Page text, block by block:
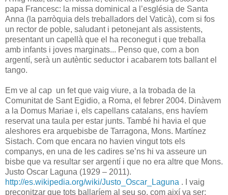
papa Francesc: la missa dominical a l’església de Santa
Anna (la parròquia dels treballadors del Vaticà), com si fos
un rector de poble, saludant i petonejant als assistents,
presentant un capellà que el ha reconegut i que treballa
amb infants i joves marginats... Penso que, com a bon
argentí, serà un autèntic seductor i acabarem tots ballant el
tango.
Em ve al cap un fet que vaig viure, a la trobada de la
Comunitat de Sant Egidio, a Roma, el febrer 2004. Dinàvem
a la Domus Mariae i, els capellans catalans, ens havíem
reservat una taula per estar junts. També hi havia el que
aleshores era arquebisbe de Tarragona, Mons. Martínez
Sistach. Com que encara no havien vingut tots els
companys, en una de les cadires se’ns hi va asseure un
bisbe que va resultar ser argentí i que no era altre que Mons.
Justo Oscar Laguna (1929 – 2011).
http://es.wikipedia.org/wiki/Justo_Oscar_Laguna . I vaig
preconitzar que tots ballaríem al seu so, com així va ser: